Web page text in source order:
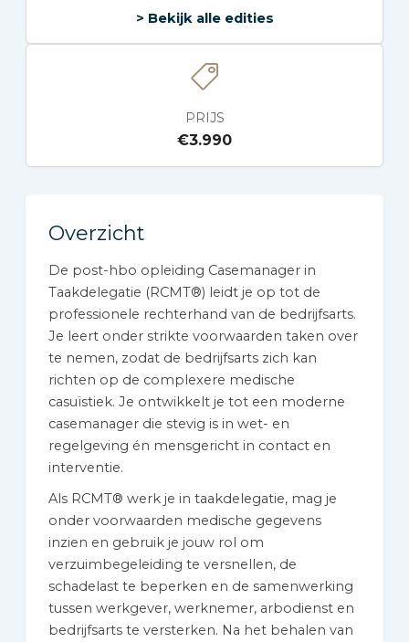
> Bekijk alle edities
PRIJS
€3.990
Overzicht
De post-hbo opleiding Casemanager in
Taakdelegatie (RCMT®) leidt je op tot de
professionele rechterhand van de bedrijfsarts.
Je leert onder strikte voorwaarden taken over
te nemen, zodat de bedrijfsarts zich kan
richten op de complexere medische
casuïstiek. Je ontwikkelt je tot een moderne
casemanager die stevig is in wet- en
regelgeving én mensgericht in contact en
interventie.
Als RCMT® werk je in taakdelegatie, mag je
onder voorwaarden medische gegevens
inzien en gebruik je jouw rol om
verzuimbegeleiding te versnellen, de
schadelast te beperken en de samenwerking
tussen werkgever, werknemer, arbodienst en
bedrijfsarts te versterken. Na het behalen van